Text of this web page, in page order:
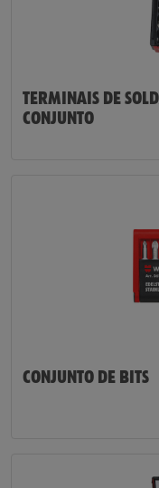
TERMINAIS DE
CONJUNTO
CONJUNTO DE BITS